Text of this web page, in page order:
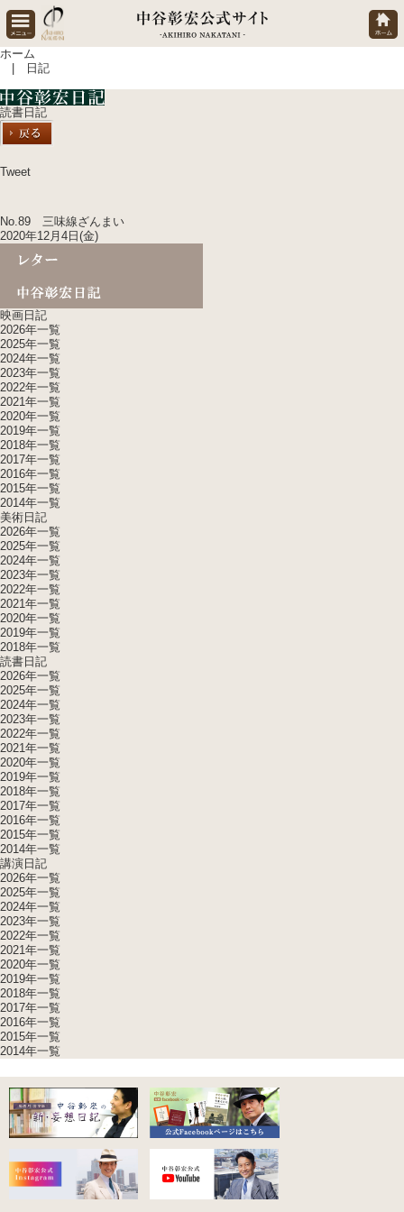
ホーム
| 日記
読書日記
Tweet
No.89 三味線ざんまい
2020年12月4日(金)
映画日記
2026年一覧
2025年一覧
2024年一覧
2023年一覧
2022年一覧
2021年一覧
2020年一覧
2019年一覧
2018年一覧
2017年一覧
2016年一覧
2015年一覧
2014年一覧
美術日記
2026年一覧
2025年一覧
2024年一覧
2023年一覧
2022年一覧
2021年一覧
2020年一覧
2019年一覧
2018年一覧
読書日記
2026年一覧
2025年一覧
2024年一覧
2023年一覧
2022年一覧
2021年一覧
2020年一覧
2019年一覧
2018年一覧
2017年一覧
2016年一覧
2015年一覧
2014年一覧
講演日記
2026年一覧
2025年一覧
2024年一覧
2023年一覧
2022年一覧
2021年一覧
2020年一覧
2019年一覧
2018年一覧
2017年一覧
2016年一覧
2015年一覧
2014年一覧